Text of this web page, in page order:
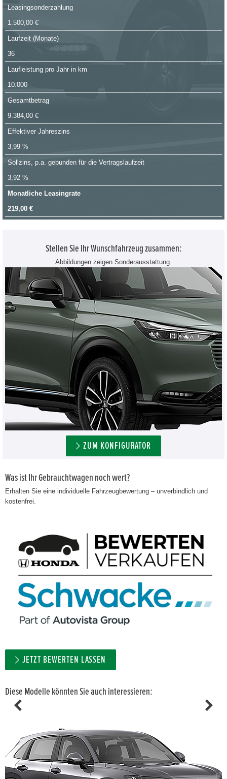
Leasingsonderzahlung
1.500,00 €
Laufzeit (Monate)
36
Laufleistung pro Jahr in km
10.000
Gesamtbetrag
9.384,00 €
Effektiver Jahreszins
3,99 %
Sollzins, p.a. gebunden für die Vertragslaufzeit
3,92 %
Monatliche Leasingrate
219,00 €
Stellen Sie Ihr Wunschfahrzeug zusammen:
Abbildungen zeigen Sonderausstattung.
ZUM KONFIGURATOR
Was ist Ihr Gebrauchtwagen noch wert?
Erhalten Sie eine individuelle Fahrzeugbewertung – unverbindlich und
kostenfrei.
JETZT BEWERTEN LASSEN
Diese Modelle könnten Sie auch interessieren: